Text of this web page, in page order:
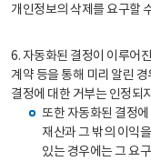
개인정보의 삭제를 요구할
6. 자동화된 결정이 이루어
계약 등을 통해 미리 알린
결정에 대한 거부는 인정되
또한 자동화된 결정에
재산과 그 밖의 이익
있는 경우에는 그 요